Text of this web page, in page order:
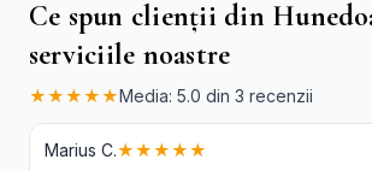
Ce spun clienții din
serviciile noastre
★★★★★Media: 5.0 din 3 recenzii
Marius C.★★★★★